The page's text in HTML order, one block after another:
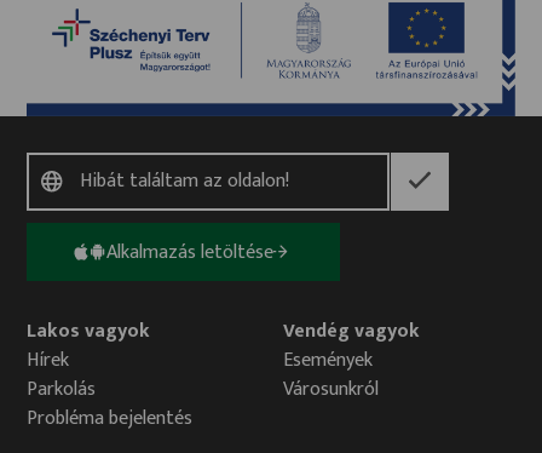
lépcsős kapcsolat kialakítására kerül sor a
szomszédos üzletház felőli oldalon, valamint javasolt
egy új szintbeli gyalogos átkelőhely kialakítása a
Győri úton. A kerékpárosok számára a Jedlik Ányos
kerékpártárolók kerülnek kialakításra, figyelembe
véve a MÁV által tervezett Jedlik Ányos úti
nyomvonalkorrekciót és a P+R parkolóhelyeket. A
projekt keretében a parkolóhelyek számának
növelése és a parkolási rend javítása is cél, a jelenlegi
helyett. A felsorolt közlekedési fejlesztések célja,
hogy a piac könnyen és biztonságosan
megközelíthető legyen minden közlekedési móddal.A
beruházásról a város Facebook-oldalán is
Alkalmazás letöltése
Lakos vagyok
Hírek
Parkolás
Probléma bejelentés
Vendég vagyok
Események
Városunkról